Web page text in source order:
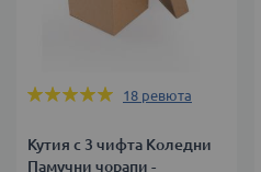
Оценка:
18 ревюта
Кутия с 3 чифта Коледни
Памучни чорапи -